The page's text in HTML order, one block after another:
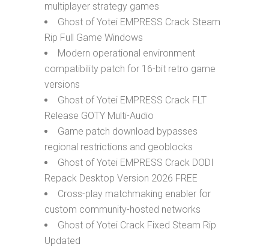
multiplayer strategy games
Ghost of Yotei EMPRESS Crack Steam
Rip Full Game Windows
Modern operational environment
compatibility patch for 16-bit retro game
versions
Ghost of Yotei EMPRESS Crack FLT
Release GOTY Multi-Audio
Game patch download bypasses
regional restrictions and geoblocks
Ghost of Yotei EMPRESS Crack DODI
Repack Desktop Version 2026 FREE
Cross-play matchmaking enabler for
custom community-hosted networks
Ghost of Yotei Crack Fixed Steam Rip
Updated